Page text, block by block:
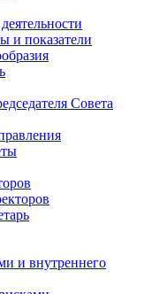
и показатели
Совета
и внутреннего